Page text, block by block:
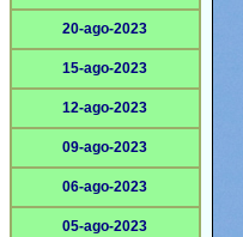
20-ago-2023
15-ago-2023
12-ago-2023
09-ago-2023
06-ago-2023
05-ago-2023